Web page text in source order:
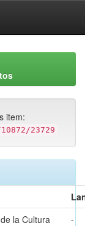
item:
23729
la Cultura
-